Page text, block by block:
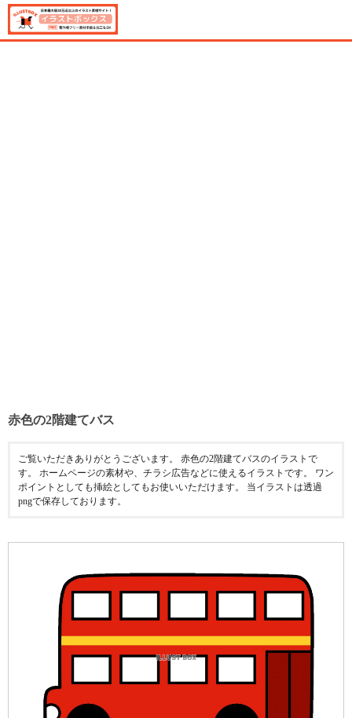
赤色の2階建てバス
ご覧いただきありがとうございます。 赤色の2階建てバスのイラストで
す。 ホームページの素材や、チラシ広告などに使えるイラストです。 ワン
ポイントとしても挿絵としてもお使いいただけます。 当イラストは透過
pngで保存しております。